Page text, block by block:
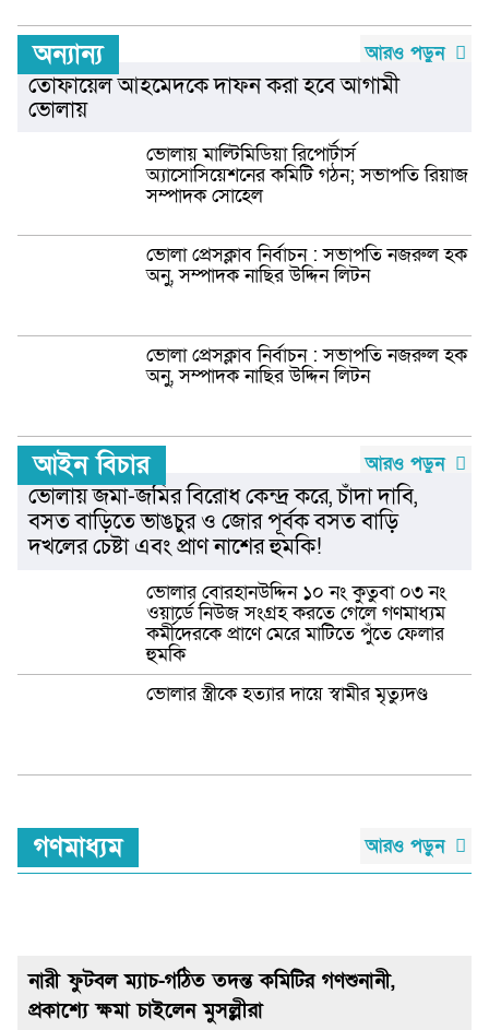
অন্যান্য আরও পড়ুন
তোফায়েল আহমেদকে দাফন করা হবে আগামী
ভোলায়
ভোলায় মাল্টিমিডিয়া রিপোর্টার্স
অ্যাসোসিয়েশনের কমিটি গঠন; সভাপতি রিয়াজ
সম্পাদক সোহেল
ভোলা প্রেসক্লাব নির্বাচন : সভাপতি নজরুল হক
অনু, সম্পাদক নাছির উদ্দিন লিটন
ভোলা প্রেসক্লাব নির্বাচন : সভাপতি নজরুল হক
অনু, সম্পাদক নাছির উদ্দিন লিটন
আইন বিচার আরও পড়ুন
ভোলায় জমা-জমির বিরোধ কেন্দ্র করে, চাঁদা দাবি,
বসত বাড়িতে ভাঙচুর ও জোর পূর্বক বসত বাড়ি
দখলের চেষ্টা এবং প্রাণ নাশের হুমকি! ‎
ভোলার বোরহানউদ্দিন ১০ নং কুতুবা ০৩ নং
ওয়ার্ডে নিউজ সংগ্রহ করতে গেলে গণমাধ্যম
কর্মীদেরকে প্রাণে মেরে মাটিতে পুঁতে ফেলার
হুমকি
ভোলার স্ত্রীকে হত্যার দায়ে স্বামীর মৃত্যুদণ্ড
গণমাধ্যম আরও পড়ুন
নারী ফুটবল ম্যাচ-গঠিত তদন্ত কমিটির গণশুনানী,
প্রকাশ্যে ক্ষমা চাইলেন মুসল্লীরা